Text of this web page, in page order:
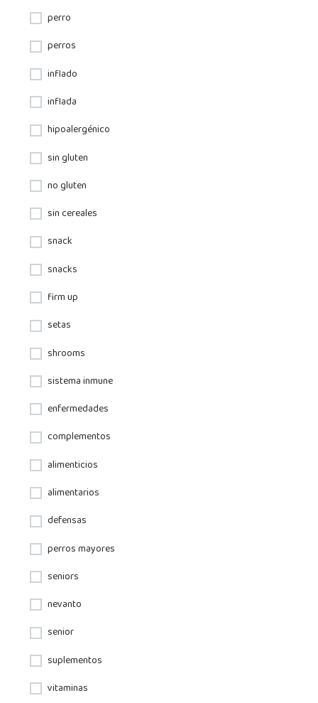
perro
perros
inflado
inflada
hipoalergénico
sin gluten
no gluten
sin cereales
snack
snacks
firm up
setas
shrooms
sistema inmune
enfermedades
complementos
alimenticios
alimentarios
defensas
perros mayores
seniors
nevanto
senior
suplementos
vitaminas